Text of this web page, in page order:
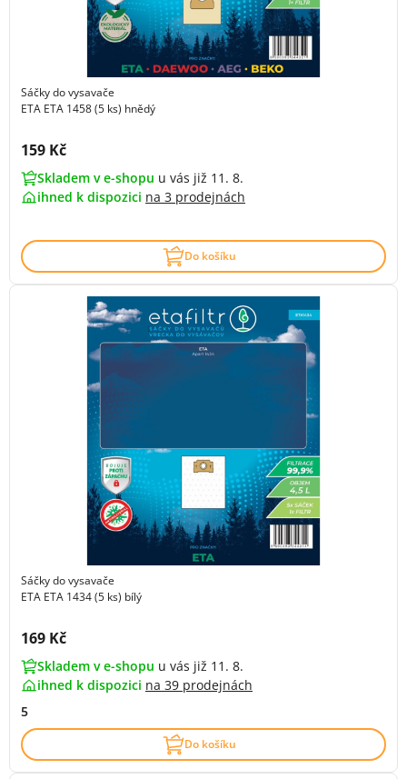
Sáčky do vysavače
ETA ETA 1458 (5 ks) hnědý
Cena s DPH:
159 Kč
Skladem v e-shopu u vás již 11. 8.
ihned k dispozici na 3 prodejnách
Do košíku
Sáčky do vysavače
ETA ETA 1434 (5 ks) bílý
Cena s DPH:
169 Kč
Skladem v e-shopu u vás již 11. 8.
ihned k dispozici na 39 prodejnách
5
Do košíku